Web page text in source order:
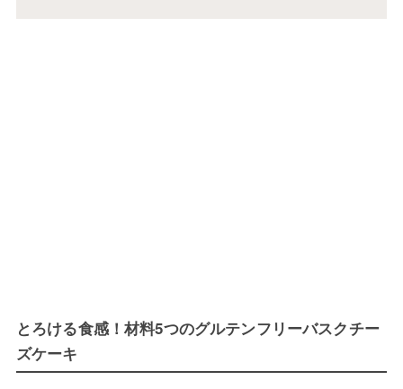
とろける食感！材料5つのグルテンフリーバスクチー
ズケーキ